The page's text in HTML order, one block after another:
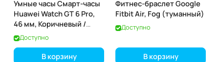
Умные часы Смарт-часы
Huawei Watch GT 6 Pro,
46 мм, Коричневый /
Brown
Доступно
В корзину
Фитнес-браслет Google
Fitbit Air, Fog (туманный)
Доступно
В корзину